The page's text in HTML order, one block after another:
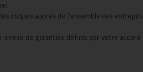
risques auprès de l’ensemble des
niveau de garanties définis par votre accord